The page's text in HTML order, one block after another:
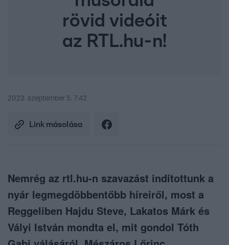
rövid videóit
az RTL.hu-n!
2023. szeptember 5. 7:42
Link másolása
Nemrég az rtl.hu-n szavazást indítottunk a
nyár legmegdöbbentőbb híreiről, most a
Reggeliben Hajdu Steve, Lakatos Márk és
Vályi István mondta el, mit gondol Tóth